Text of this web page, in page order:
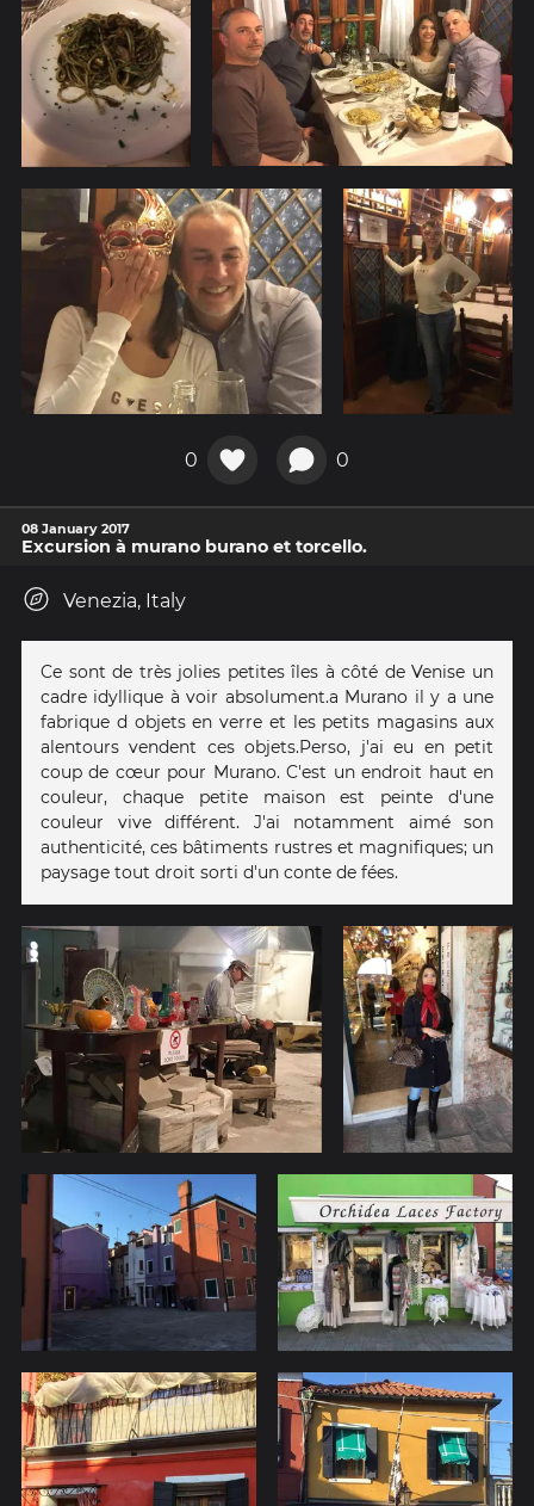
0 0
08 January 2017
Excursion à murano burano et torcello.
Venezia, Italy
Ce sont de très jolies petites îles à côté de Venise un
cadre idyllique à voir absolument.a Murano il y a une
fabrique d objets en verre et les petits magasins aux
alentours vendent ces objets.Perso, j'ai eu en petit
coup de cœur pour Murano. C'est un endroit haut en
couleur, chaque petite maison est peinte d'une
couleur vive différent. J'ai notamment aimé son
authenticité, ces bâtiments rustres et magnifiques; un
paysage tout droit sorti d'un conte de fées.